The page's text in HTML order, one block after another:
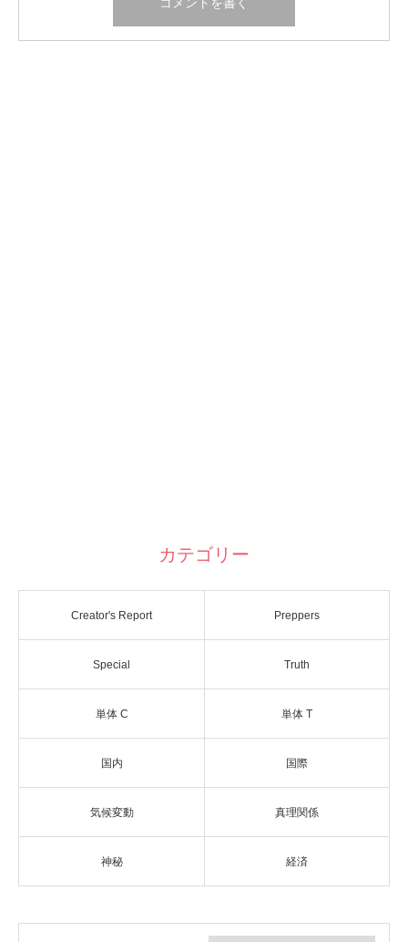
カテゴリー
Creator's Report Preppers
Special Truth
単体 C 単体 T
国内 国際
気候変動 真理関係
神秘 経済